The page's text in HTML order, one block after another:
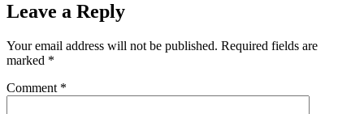
Leave a Reply
Your email address will not be published. Required fields are
marked *
Comment *